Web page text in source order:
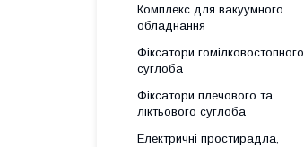
Комплекс для вакуумного
обладнання
Фіксатори гомілковостопного
суглоба
Фіксатори плечового та
ліктьового суглоба
Електричні простирадла,